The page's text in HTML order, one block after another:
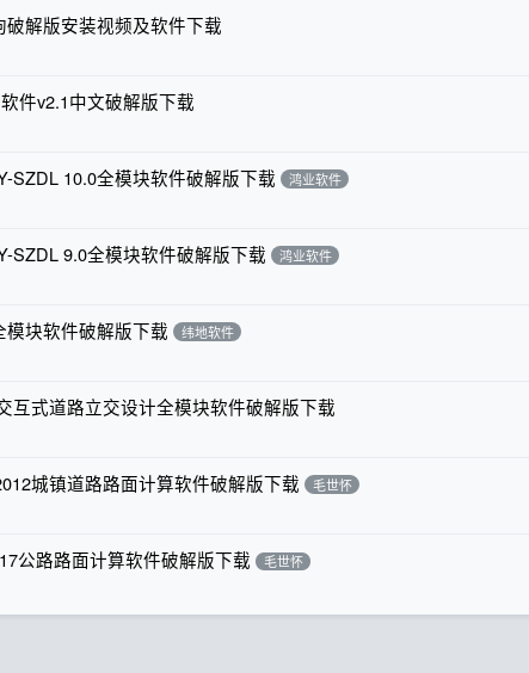
破解版安装视频及软件下载
件v2.1中文破解版下载
SZDL 10.0全模块软件破解版下载 鸿业软件
SZDL 9.0全模块软件破解版下载 鸿业软件
模块软件破解版下载 纬地软件
互式道路立交设计全模块软件破解版下载
城镇道路路面计算软件破解版下载 毛世怀
公路路面计算软件破解版下载 毛世怀